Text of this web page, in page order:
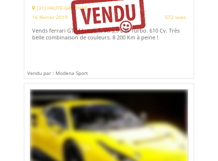
(31) HAUTE-GARONNE
16 février 2019
572 vues
Vends ferrari GTC4 Lusso T. V8 3,9 L Bi Turbo. 610 Cv. Très
belle combinaison de couleurs. 8 200 Km à peine !
Vendu par : Modena Sport